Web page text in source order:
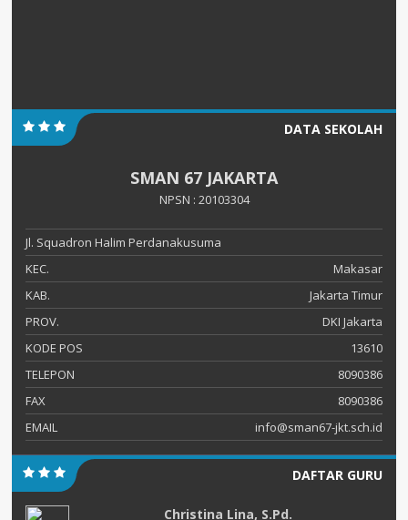
DATA SEKOLAH
SMAN 67 JAKARTA
NPSN : 20103304
Jl. Squadron Halim Perdanakusuma
KEC.
Makasar
KAB.
Jakarta Timur
PROV.
DKI Jakarta
KODE POS
13610
TELEPON
8090386
FAX
8090386
EMAIL
info@sman67-jkt.sch.id
DAFTAR GURU
Christina Lina, S.Pd.